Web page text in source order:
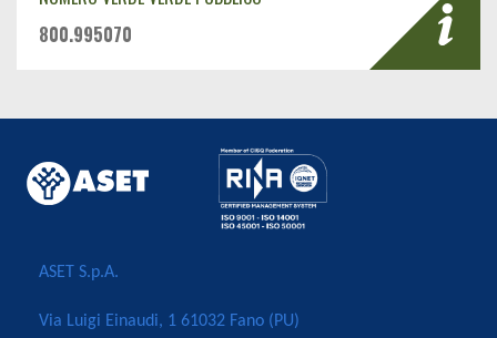
800.995070
ASET S.p.A.
Via Luigi Einaudi, 1 61032 Fano (PU)